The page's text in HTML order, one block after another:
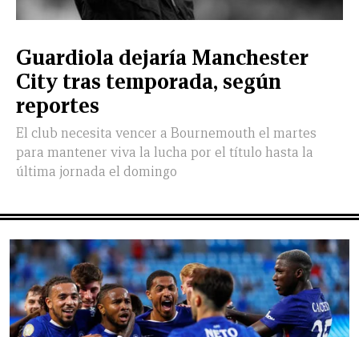
Guardiola dejaría Manchester
City tras temporada, según
reportes
El club necesita vencer a Bournemouth el martes
para mantener viva la lucha por el título hasta la
última jornada el domingo